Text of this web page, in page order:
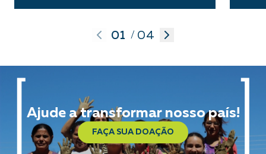
01 / 04
Ajude a transformar nosso país!
FAÇA SUA DOAÇÃO